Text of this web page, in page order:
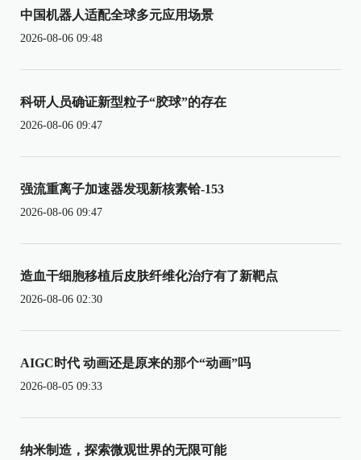
中国机器人适配全球多元应用场景
2026-08-06 09:48
科研人员确证新型粒子“胶球”的存在
2026-08-06 09:47
强流重离子加速器发现新核素铪-153
2026-08-06 09:47
造血干细胞移植后皮肤纤维化治疗有了新靶点
2026-08-06 02:30
AIGC时代 动画还是原来的那个“动画”吗
2026-08-05 09:33
纳米制造，探索微观世界的无限可能